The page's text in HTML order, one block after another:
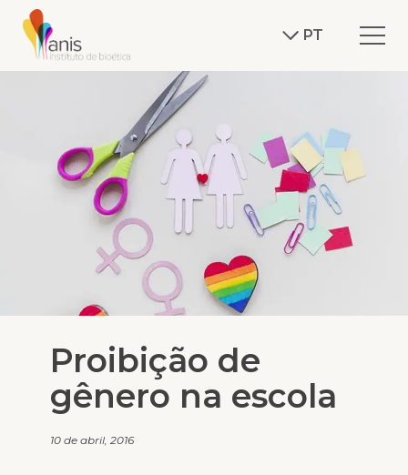
PT
Proibição de
gênero na escola
10 de abril, 2016